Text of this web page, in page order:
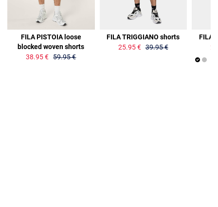
FILA PISTOIA loose
blocked woven shorts
38.95 € 59.95 €
FILA TRIGGIANO shorts
25.95 € 39.95 €
FILA